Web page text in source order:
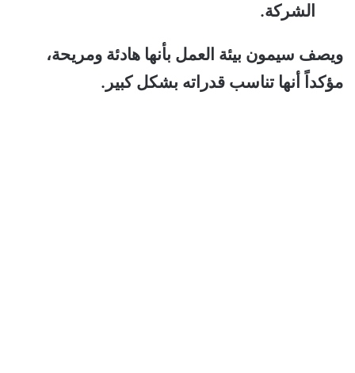
الشركة.
ويصف سيمون بيئة العمل بأنها هادئة ومريحة،
مؤكداً أنها تناسب قدراته بشكل كبير.